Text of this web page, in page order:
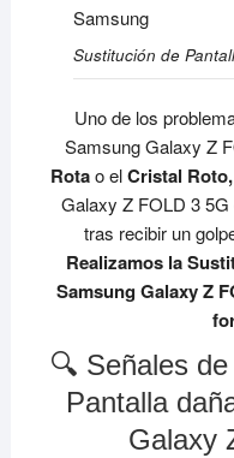
Sustitución de
Uno de los
Samsung Galaxy Z
Rotao elCristal
Galaxy Z FOLD 3
tras recibir un
Realizamos la
Samsung Galaxy Z
🔍 Señales
Pantalla
Galaxy